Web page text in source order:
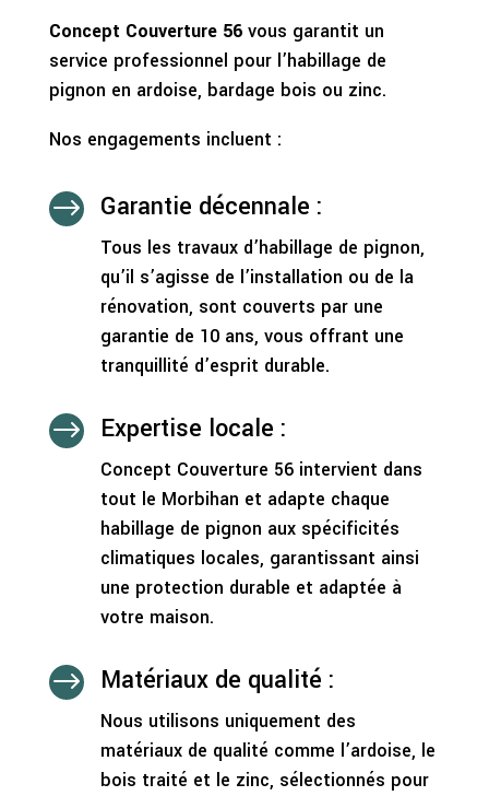
Concept Couverture 56vous garantit un
service professionnel pour l’habillage de
pignon en ardoise, bardage bois ou zinc.
Nos engagements incluent :
$ Garantie décennale :
Tous les travaux d’habillage de pignon,
qu’il s’agisse de l’installation ou de la
rénovation, sont couverts par une
garantie de 10 ans, vous offrant une
tranquillité d’esprit durable.
$ Expertise locale :
Concept Couverture 56 intervient dans
tout le Morbihan et adapte chaque
habillage de pignon aux spécificités
climatiques locales, garantissant ainsi
une protection durable et adaptée à
votre maison.
$ Matériaux de qualité :
Nous utilisons uniquement des
matériaux de qualité comme l’ardoise, le
bois traité et le zinc, sélectionnés pour